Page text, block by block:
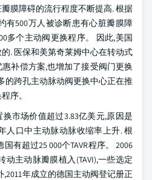
膜障碍的流行程度不断提高. 根据
有500万人被诊断患有心脏瓣膜障
多个主动阀更换程序。 因此,美国
. 医保和美第奇莱姆中心在转动式
补偿方案,也增加了接受阀门更换
的跨孔主动脉动阀更换中心正在推
序。
市场价值超过3.83亿美元,原因是
人口中主动脉动脉收缩率上升. 根
有超过25 000个TAVR程序。 2006
主动脉瓣膜植入(TAVI),一些选定
,2011年成立的德国主动阀登记册正